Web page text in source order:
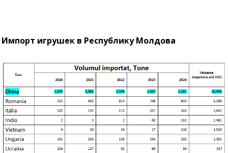
Импорт игрушек в Республику Молдова